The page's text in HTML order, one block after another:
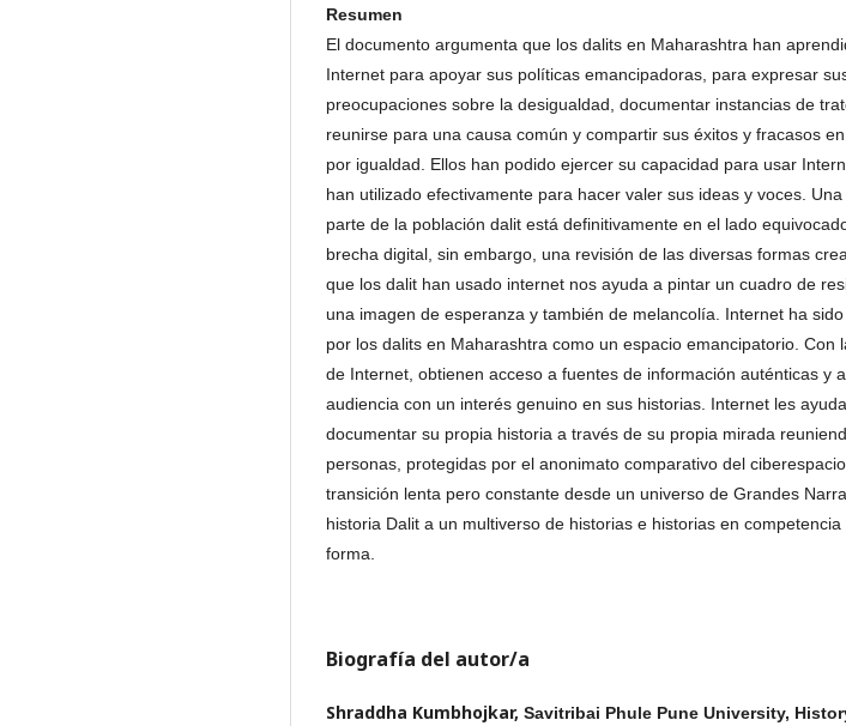
Resumen
El documento argumenta que los dalits en Maharashtra han
Internet para apoyar sus políticas emancipadoras, para expresar
preocupaciones sobre la desigualdad, documentar instancias de
reunirse para una causa común y compartir sus éxitos y fracasos
por igualdad. Ellos han podido ejercer su capacidad para usar
han utilizado efectivamente para hacer valer sus ideas y voces. Una
parte de la población dalit está definitivamente en el lado
brecha digital, sin embargo, una revisión de las diversas formas
que los dalit han usado internet nos ayuda a pintar un cuadro de
una imagen de esperanza y también de melancolía. Internet ha
por los dalits en Maharashtra como un espacio emancipatorio. Con
de Internet, obtienen acceso a fuentes de información auténticas y
audiencia con un interés genuino en sus historias. Internet les
documentar su propia historia a través de su propia mirada
personas, protegidas por el anonimato comparativo del
transición lenta pero constante desde un universo de Grandes
historia Dalit a un multiverso de historias e historias en
forma.
Biografía del autor/a
Shraddha Kumbhojkar, Savitribai Phule Pune University,